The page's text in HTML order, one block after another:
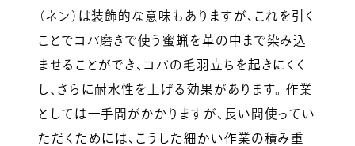
（ネン）は装飾的な意味もありますが、これを引く
ことでコバ磨きで使う蜜蝋を革の中まで染み込
ませることができ、コバの毛羽立ちを起きにくく
し、さらに耐水性を上げる効果があります。 作業
としては一手間がかかりますが、長い間使ってい
ただくためには、こうした細かい作業の積み重